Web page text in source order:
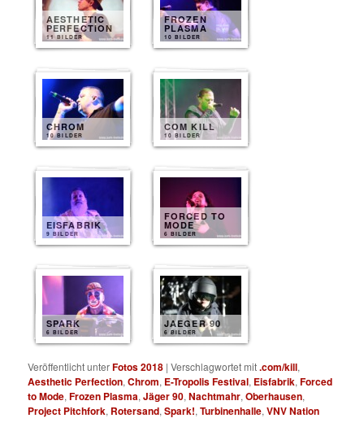
AESTHETIC
PERFECTION
11 BILDER
FROZEN
PLASMA
10 BILDER
CHROM
10 BILDER
COM KILL
10 BILDER
EISFABRIK
9 BILDER
FORCED TO
MODE
6 BILDER
SPARK
6 BILDER
JAEGER 90
6 BILDER
Veröffentlicht unterFotos 2018 |Verschlagwortet mit.com/kill,
Aesthetic Perfection,Chrom, E-Tropolis Festival, Eisfabrik,Forced
to Mode,Frozen Plasma,Jäger 90,Nachtmahr,Oberhausen,
Project Pitchfork, Rotersand,Spark!,Turbinenhalle,VNV Nation